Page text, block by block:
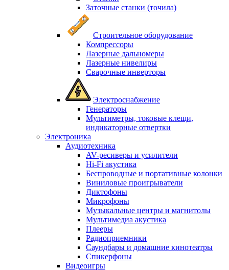
Заточные станки (точила)
Строительное оборудование
Компрессоры
Лазерные дальномеры
Лазерные нивелиры
Сварочные инверторы
Электроснабжение
Генераторы
Мультиметры, токовые клещи,
индикаторные отвертки
Электроника
Аудиотехника
AV-ресиверы и усилители
Hi-Fi акустика
Беспроводные и портативные колонки
Виниловые проигрыватели
Диктофоны
Микрофоны
Музыкальные центры и магнитолы
Мультимедиа акустика
Плееры
Радиоприемники
Саундбары и домашние кинотеатры
Спикерфоны
Видеоигры